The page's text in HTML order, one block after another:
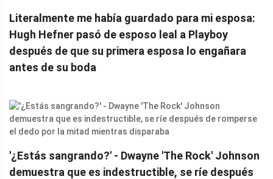
Literalmente me había guardado para mi esposa:
Hugh Hefner pasó de esposo leal a Playboy
después de que su primera esposa lo engañara
antes de su boda
'¿Estás sangrando?' - Dwayne 'The Rock' Johnson
demuestra que es indestructible, se ríe después